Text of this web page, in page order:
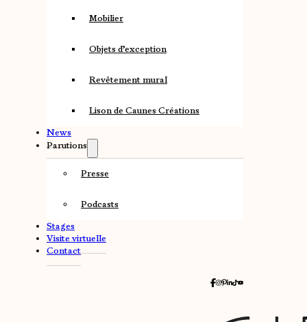
Mobilier
Objets d’exception
Revêtement mural
Lison de Caunes Créations
News
Parutions
Presse
Podcasts
Stages
Visite virtuelle
Contact